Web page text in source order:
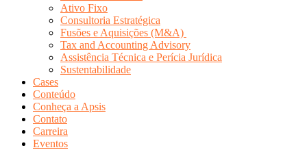
Ativo Fixo
Consultoria Estratégica
Fusões e Aquisições (M&A)
Tax and Accounting Advisory
Assistência Técnica e Perícia Jurídica
Sustentabilidade
Cases
Conteúdo
Conheça a Apsis
Contato
Carreira
Eventos